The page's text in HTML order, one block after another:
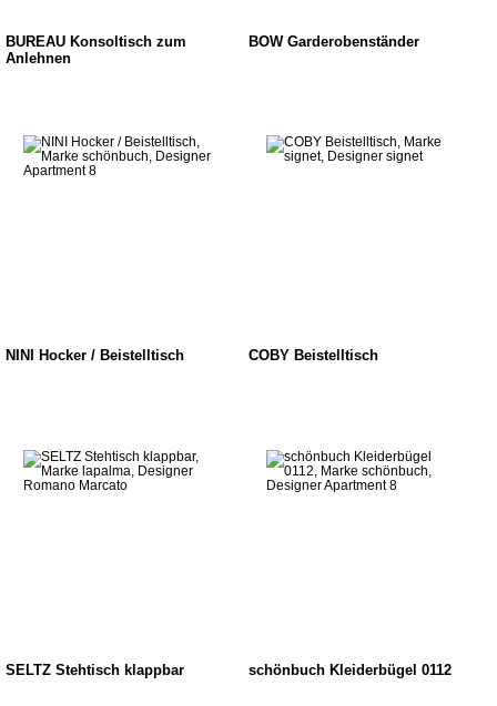
BUREAU Konsoltisch zum
Anlehnen
BOW Garderobenständer
NINI Hocker / Beistelltisch COBY Beistelltisch
SELTZ Stehtisch klappbar schönbuch Kleiderbügel 0112